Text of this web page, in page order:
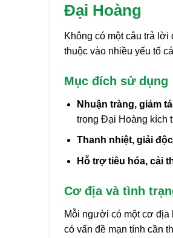
Đại Hoàng
Không có một câu trả lời
thuộc vào nhiều yếu tố
Mục đích sử dụng
Nhuận tràng, giảm
trong Đại Hoàng kích
Thanh nhiệt, giải
Hỗ trợ tiêu hóa, cải
Cơ địa và tình
Mỗi người có một cơ địa
có vấn đề mạn tính cần